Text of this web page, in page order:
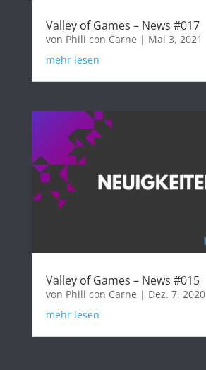
Valley of Games – News #017
von Phili con Carne | Mai 3, 2021
mehr lesen
Valley of Games – News #015
von Phili con Carne | Dez. 7, 2020
mehr lesen